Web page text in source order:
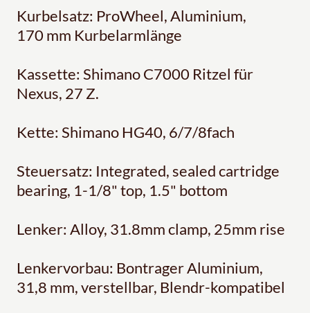
Kurbelsatz: ProWheel, Aluminium,
170 mm Kurbelarmlänge
Kassette: Shimano C7000 Ritzel für
Nexus, 27 Z.
Kette: Shimano HG40, 6/7/8fach
Steuersatz: Integrated, sealed cartridge
bearing, 1-1/8" top, 1.5" bottom
Lenker: Alloy, 31.8mm clamp, 25mm rise
Lenkervorbau: Bontrager Aluminium,
31,8 mm, verstellbar, Blendr-kompatibel